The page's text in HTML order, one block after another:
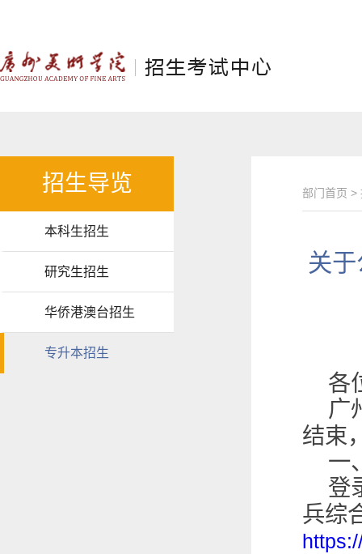
招生导览
本科生招生
研究生招生
华侨港澳台招生
专升本招生
部门首页 >
关
各
广
结束
一
登
兵综